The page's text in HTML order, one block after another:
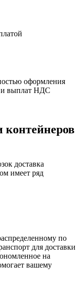
оформления
и выплат НДС
контейнеров
доставка
имеет ряд
по
для доставки
на
вашему